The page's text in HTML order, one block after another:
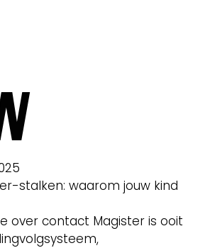
stalken: waarom jouw kind
over contact Magister is ooit